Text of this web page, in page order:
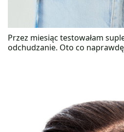
Przez miesiąc testowałam
odchudzanie. Oto co